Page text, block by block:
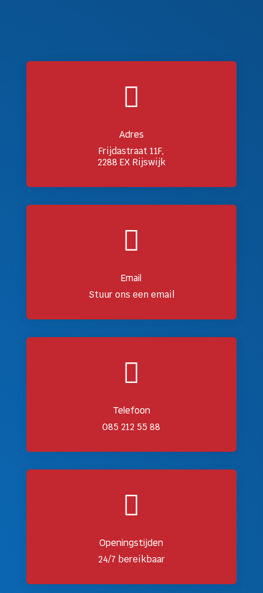

Adres
Frijdastraat 11F,
2288 EX Rijswijk

Email
Stuur ons een email

Telefoon
085 212 55 88

Openingstijden
24/7 bereikbaar